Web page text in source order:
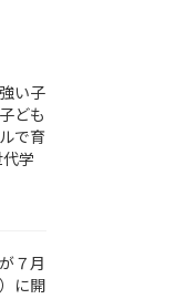
い子
ども
で育
学
７月
に開